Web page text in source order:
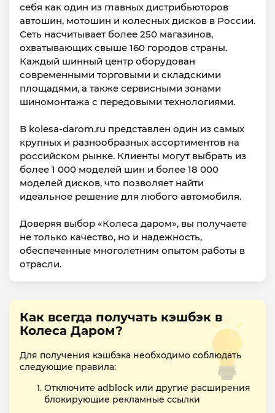
себя как один из главных дистрибьюторов
автошин, мотошин и колесных дисков в России.
Сеть насчитывает более 250 магазинов,
охватывающих свыше 160 городов страны.
Каждый шинный центр оборудован
современными торговыми и складскими
площадями, а также сервисными зонами
шиномонтажа с передовыми технологиями.
В kolesa-darom.ru представлен один из самых
крупных и разнообразных ассортиментов на
российском рынке. Клиенты могут выбрать из
более 1 000 моделей шин и более 18 000
моделей дисков, что позволяет найти
идеальное решение для любого автомобиля.
Доверяя выбор «Колеса даром», вы получаете
не только качество, но и надежность,
обеспеченные многолетним опытом работы в
отрасли.
Как всегда получать кэшбэк в
Колеса Даром?
Для получения кэшбэка необходимо соблюдать
следующие правила:
Отключите adblock или другие расширения
блокирующие рекламные ссылки